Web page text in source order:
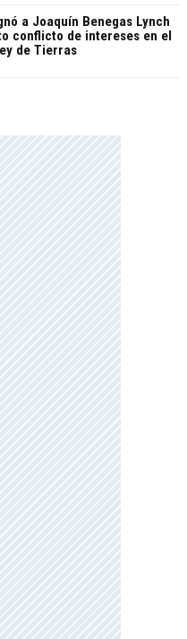
a Joaquín Benegas Lynch
conflicto de intereses en el
de Tierras